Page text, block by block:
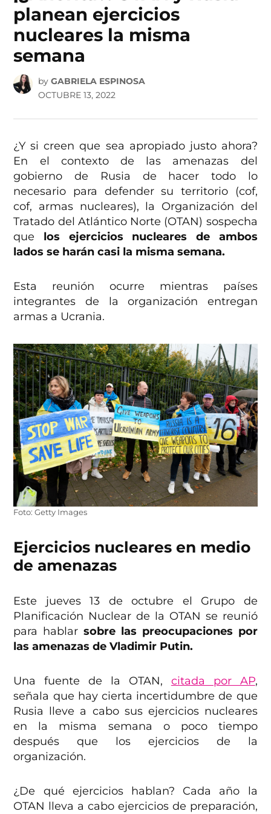
planean ejercicios
nucleares la misma
semana
by GABRIELA ESPINOSA
OCTUBRE 13, 2022
¿Y si creen que sea apropiado justo ahora?
En el contexto de las amenazas del
gobierno de Rusia de hacer todo lo
necesario para defender su territorio (cof,
cof, armas nucleares), la Organización del
Tratado del Atlántico Norte (OTAN) sospecha
que los ejercicios nucleares de ambos
lados se harán casi la misma semana.
Esta reunión ocurre mientras países
integrantes de la organización entregan
armas a Ucrania.
Foto: Getty Images
Ejercicios nucleares en medio
de amenazas
Este jueves 13 de octubre el Grupo de
Planificación Nuclear de la OTAN se reunió
para hablarsobre las preocupaciones por
las amenazas de Vladimir Putin.
Una fuente de la OTAN, citada por AP,
señala que hay cierta incertidumbre de que
Rusia lleve a cabo sus ejercicios nucleares
en la misma semana o poco tiempo
después que los ejercicios de la
organización.
¿De qué ejercicios hablan? Cada año la
OTAN lleva a cabo ejercicios de preparación,